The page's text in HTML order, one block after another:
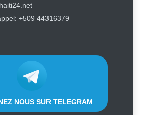
Retards, bagages perdus,
accidents : ce que chaque
+509 44316379
NOUS SUR TELEGRAM